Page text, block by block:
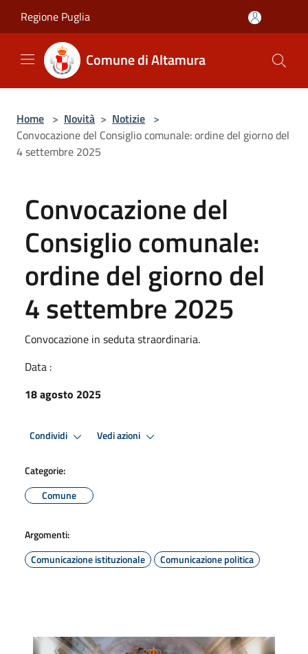
Regione Puglia
Comune di Altamura
Home > Novità > Notizie >
Convocazione del Consiglio comunale: ordine del giorno del
4 settembre 2025
Convocazione del
Consiglio comunale:
ordine del giorno del
4 settembre 2025
Convocazione in seduta straordinaria.
Data :
18 agosto 2025
Condividi Vedi azioni
Categorie:
Comune
Argomenti:
Comunicazione istituzionale
Comunicazione politica